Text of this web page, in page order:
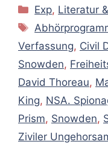
Kategorien
Exp, Literatur
Schlagwörter
Verfassung, Civil
Snowden,
David Thoreau,
King, NSA.
Prism, Snowden,
Ziviler